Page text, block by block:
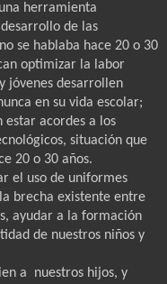
herramienta
de las
se hablaba hace 20 o 30
optimizar la labor
jóvenes desarrollen
en su vida escolar;
estar acordes a los
situación que
20 o 30 años.
el uso de uniformes
brecha existente entre
ayudar a la formación
de nuestros niños y
a
nuestros hijos, y